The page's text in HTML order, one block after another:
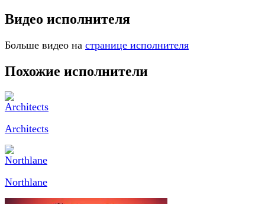
Видео исполнителя
Больше видео на странице исполнителя
Похожие исполнители
Architects
Northlane